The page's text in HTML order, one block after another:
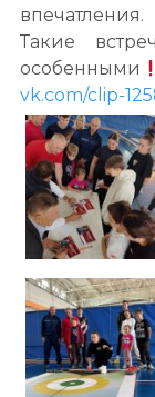
впечатления.
Такие
особенными
vk.com/clip-